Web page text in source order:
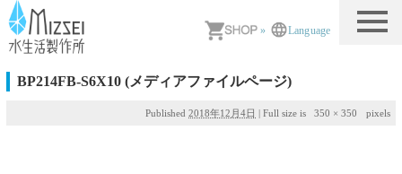
» Language
BP214FB-S6X10 (メディアファイルページ)
Published 2018年12月4日 | Full size is 350 × 350 pixels